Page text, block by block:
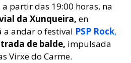
partir das 19:00 horas, na
da Xunqueira, en
a andar o festival PSP Rock,
de balde, impulsada
Virxe do Carme.